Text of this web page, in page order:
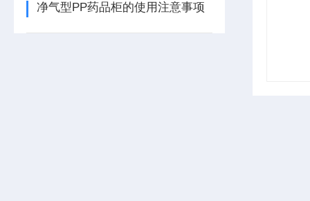
净气型PP药品柜的使用注意事项